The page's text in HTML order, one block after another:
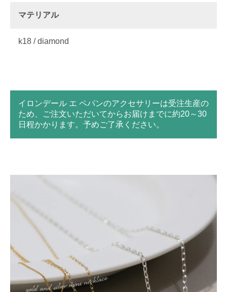
マテリアル
k18 / diamond
イロンデール エ ペパンのアクセサリーは受注生産の
ため、ご注文いただいてからお届けまでに約20～30
日程かかります。予めご了承ください。